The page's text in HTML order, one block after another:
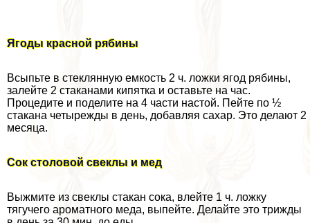
Ягоды красной рябины
Всыпьте в стеклянную емкость 2 ч. ложки ягод рябины,
залейте 2 стаканами кипятка и оставьте на час.
Процедите и поделите на 4 части настой. Пейте по ½
стакана четырежды в день, добавляя сахар. Это делают 2
месяца.
Сок столовой свеклы и мед
Выжмите из свеклы стакан сока, влейте 1 ч. ложку
тягучего ароматного меда, выпейте. Делайте это трижды